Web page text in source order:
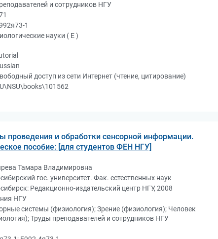
и сотрудников НГУ
1
науки ( Е )
доступ из сети Интернет (чтение, цитирование)
проведения и обработки сенсорной информации.
пособие: [для студентов ФЕН НГУ]
Тамара Владимировна
гос. университет. Фак. естественных наук
Редакционно-издательский центр НГУ, 2008
НГУ
системы (физиология); Зрение (физиология); Человек
Труды преподавателей и сотрудников НГУ